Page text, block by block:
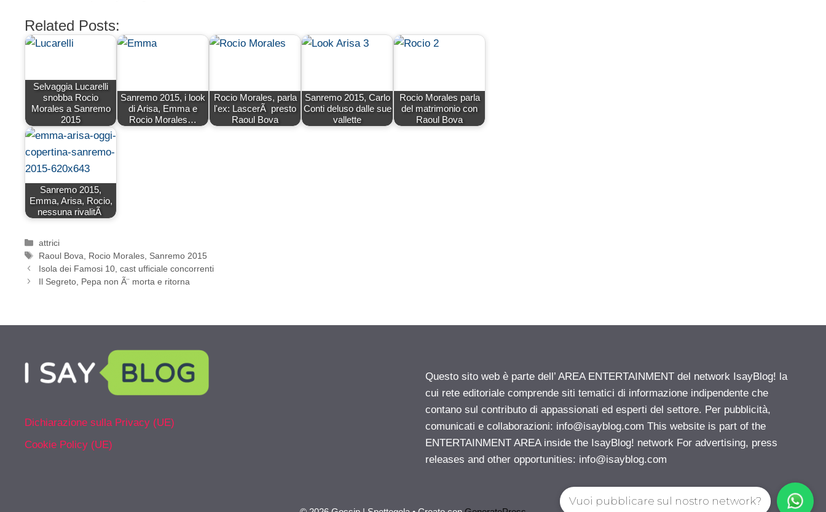
Related Posts:
Selvaggia Lucarelli
snobba Rocio
Morales a Sanremo
2015
Sanremo 2015, i look
di Arisa, Emma e
Rocio Morales…
Rocio Morales, parla
l'ex: LascerÃ presto
Raoul Bova
Sanremo 2015, Carlo
Conti deluso dalle sue
vallette
Rocio Morales parla
del matrimonio con
Raoul Bova
Sanremo 2015,
Emma, Arisa, Rocio,
nessuna rivalitÃ
Categorie
attrici
Tag
Raoul Bova Rocio Morales Sanremo 2015
Isola dei Famosi 10, cast ufficiale concorrenti
Il Segreto, Pepa non Ã¨ morta e ritorna
Dichiarazione sulla Privacy (UE)
Cookie Policy (UE)
Questo sito web è parte dell’ AREA ENTERTAINMENT del network IsayBlog! la
cui rete editoriale comprende siti tematici di informazione indipendente che
contano sul contributo di appassionati ed esperti del settore. Per pubblicità,
comunicati e collaborazioni: info@isayblog.com This website is part of the
ENTERTAINMENT AREA inside the IsayBlog! network For advertising, press
releases and other opportunities: info@isayblog.com
Vuoi pubblicare sul nostro network?